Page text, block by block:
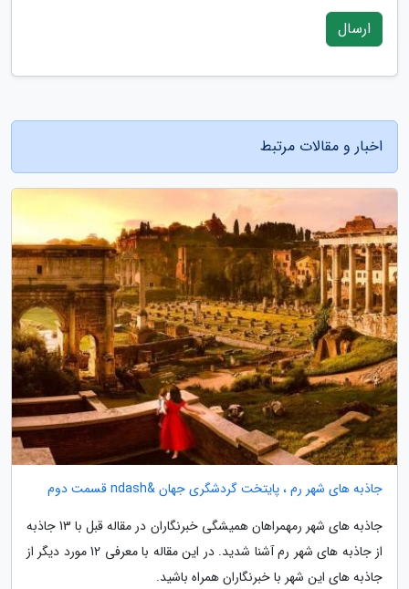
ارسال
اخبار و مقالات مرتبط
جاذبه های شهر رم ، پایتخت گردشگری جهان &ndash قسمت دوم
جاذبه های شهر رمهمراهان همیشگی خبرنگاران در مقاله قبل با 13 جاذبه
از جاذبه های شهر رم آشنا شدید. در این مقاله با معرفی 12 مورد دیگر از
جاذبه های این شهر با خبرنگاران همراه باشید.